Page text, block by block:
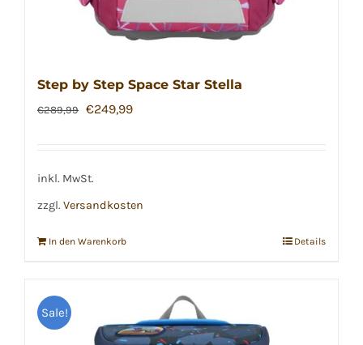
Step by Step Space Star Stella
€289,99 Ursprünglicher
€289,99
€249,99Aktueller
inkl. MwSt.
zzgl. Versandkosten
In den Warenkorb Details
Sale!